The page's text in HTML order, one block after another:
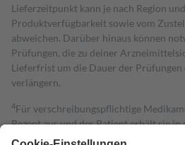
Lieferzeitpunkt kann je nach Region
Produktverfügbarkeit sowie vom
abweichen. Darüber hinaus können
Prüfungen, die zu deiner
Lieferfrist um die Dauer der
verlängern.
4Für verschreibungspflichtige
Rezept aus und der Patient erhält sie
gesetzliche Krankenversicherung